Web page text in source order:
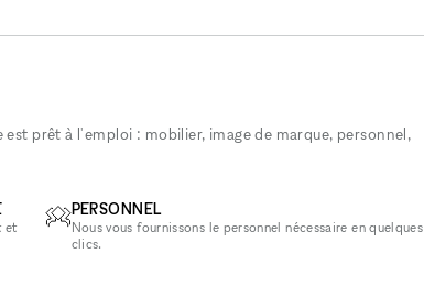
prêt à l'emploi : mobilier, image de marque, personnel,
et
PERSONNEL
Nous vous fournissons le personnel nécessaire en quelques
clics.